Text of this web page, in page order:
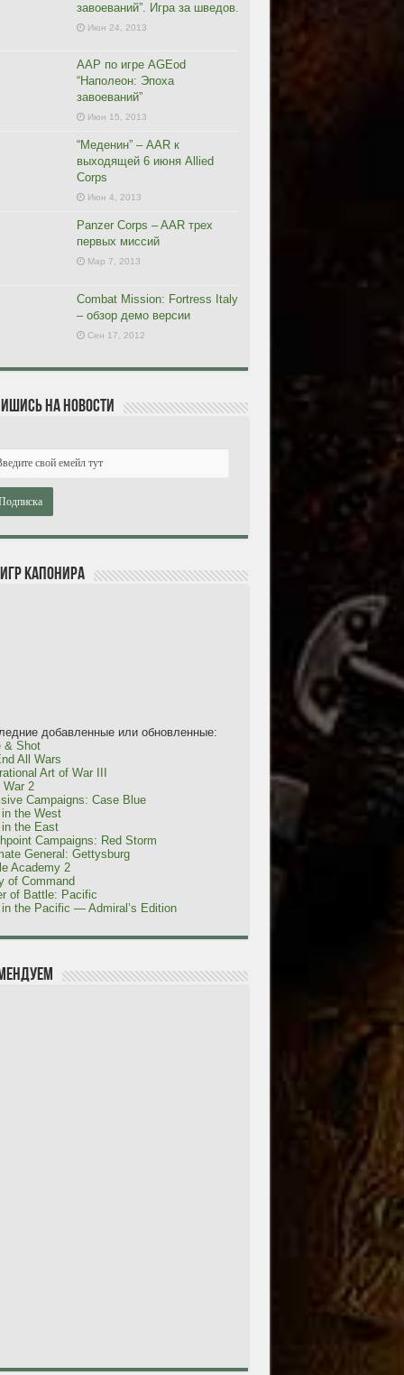
завоеваний”. Игра за шведов.
Июн 24, 2013
ААР по игре AGEod
“Наполеон: Эпоха
завоеваний”
Июн 15, 2013
“Меденин” – AAR к
выходящей 6 июня Allied
Corps
Июн 4, 2013
Panzer Corps – AAR трех
первых миссий
Мар 7, 2013
Combat Mission: Fortress Italy
– обзор демо версии
Сен 17, 2012
на новости
Капонира
добавленные или обновленные:
& Shot
All Wars
Art of War III
War 2
Campaigns: Case Blue
the West
the East
Campaigns: Red Storm
General: Gettysburg
Academy 2
of Command
of Battle: Pacific
the Pacific — Admiral’s Edition